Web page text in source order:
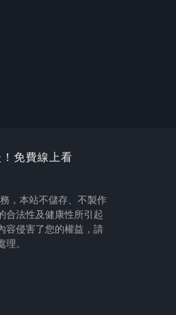
免費線上看
，本站不儲存、不製作
合法性及健康性所引起
容侵害了您的權益，請
。